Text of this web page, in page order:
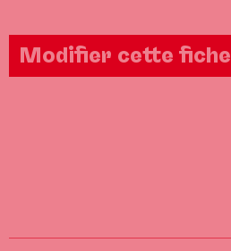
Modifier cette fiche